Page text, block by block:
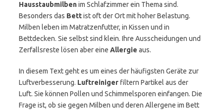
Hausstaubmilbenim Schlafzimmer ein Thema sind.
Besonders das Bettist oft der Ort mit hoher Belastung.
Milben leben im Matratzenfutter, in Kissen und in
Bettdecken. Sie selbst sind klein. Ihre Ausscheidungen und
Zerfallsreste lösen aber eine Allergie aus.
In diesem Text geht es um eines der häufigsten Geräte zur
Luftverbesserung. Luftreiniger filtern Partikel aus der
Luft. Sie können Pollen und Schimmelsporen einfangen. Die
Frage ist, ob sie gegen Milben und deren Allergene im Bett